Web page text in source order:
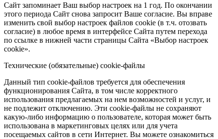
Сайт запоминает Ваш выбор настроек на 1 год. По окончании
этого периода Сайт снова запросит Ваше согласие. Вы вправе
изменить свой выбор настроек файлов cookie (в т.ч. отозвать
согласие) в любое время в интерфейсе Сайта путем перехода
по ссылке в нижней части страницы Сайта «Выбор настроек
cookie».
Технические (обязательные) cookie-файлы
Данный тип cookie-файлов требуется для обеспечения
функционирования Сайта, в том числе корректного
использования предлагаемых на нем возможностей и услуг, и
не подлежит отключению. Эти cookie-файлы не сохраняют
какую-либо информацию о пользователе, которая может быть
использована в маркетинговых целях или для учета
посещаемых сайтов в сети Интернет. Вы можете ознакомиться